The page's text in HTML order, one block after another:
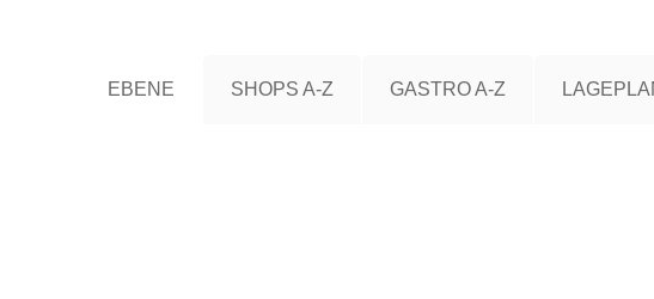
EBENE SHOPS A-Z GASTRO A-Z